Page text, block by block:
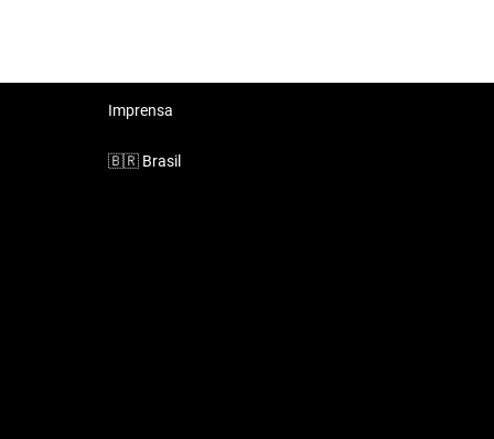
Imprensa
🇧🇷 Brasil